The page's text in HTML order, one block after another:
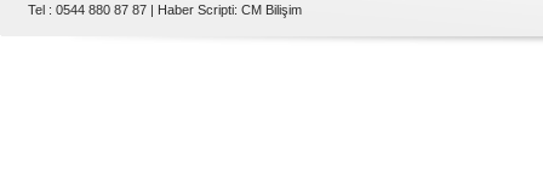
Tel : 0544 880 87 87 | Haber Scripti: CM Bilişim